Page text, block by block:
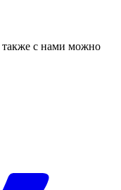
также с нами можно